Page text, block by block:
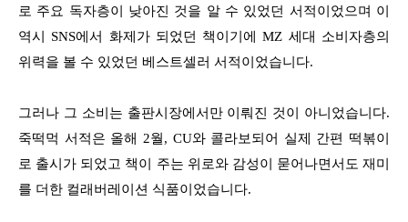
로 주요 독자층이 낮아진 것을 알 수 있었던 서적이었으며 이
역시 SNS에서 화제가 되었던 책이기에 MZ 세대 소비자층의
위력을 볼 수 있었던 베스트셀러 서적이었습니다.
그러나 그 소비는 출판시장에서만 이뤄진 것이 아니었습니다.
죽떡먹 서적은 올해 2월, CU와 콜라보되어 실제 간편 떡볶이
로 출시가 되었고 책이 주는 위로와 감성이 묻어나면서도 재미
를 더한 컬래버레이션 식품이었습니다.